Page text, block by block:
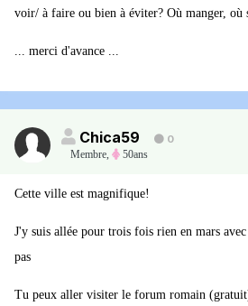
voir/ à faire ou bien à éviter? Où manger, où
... merci d'avance ...
Chica59
0
Membre, 50ans
Cette ville est magnifique!
J'y suis allée pour trois fois rien en mars
pas
Tu peux aller visiter le forum romain